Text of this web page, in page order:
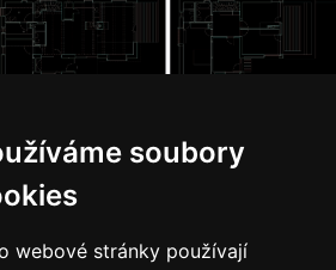
soubory
webové stránky používají
Fill in „nospam“